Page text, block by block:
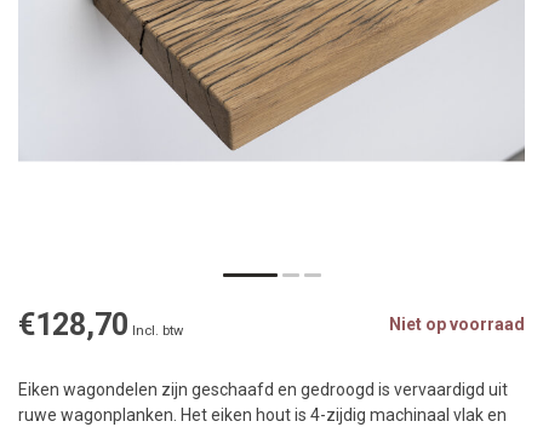
€128,70 Incl. btw Niet op voorraad
Eiken wagondelen zijn geschaafd en gedroogd is vervaardigd uit
ruwe wagonplanken. Het eiken hout is 4-zijdig machinaal vlak en